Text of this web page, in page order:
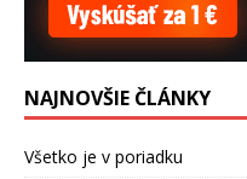
NAJNOVŠIE ČLÁNKY
Všetko je v poriadku